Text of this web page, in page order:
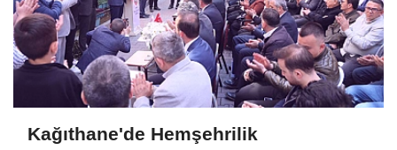
Kağıthane'de Hemşehrilik